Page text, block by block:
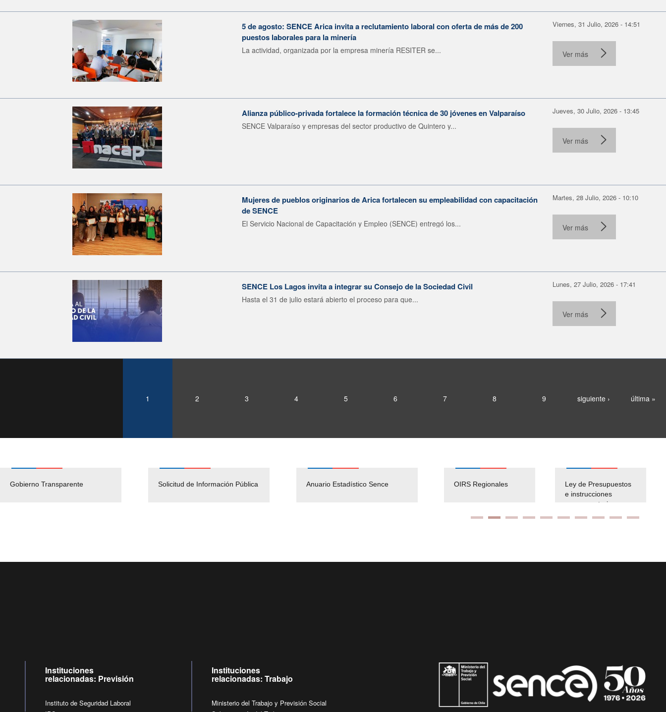
5 de agosto: SENCE Arica invita a reclutamiento laboral con oferta de más de 200
puestos laborales para la minería
La actividad, organizada por la empresa minería RESITER se...
Viernes, 31 Julio, 2026 - 14:51
Ver más
Alianza público-privada fortalece la formación técnica de 30 jóvenes en Valparaíso
SENCE Valparaíso y empresas del sector productivo de Quintero y...
Jueves, 30 Julio, 2026 - 13:45
Ver más
Mujeres de pueblos originarios de Arica fortalecen su empleabilidad con capacitación
de SENCE
El Servicio Nacional de Capacitación y Empleo (SENCE) entregó los...
Martes, 28 Julio, 2026 - 10:10
Ver más
SENCE Los Lagos invita a integrar su Consejo de la Sociedad Civil
Hasta el 31 de julio estará abierto el proceso para que...
Lunes, 27 Julio, 2026 - 17:41
Ver más
1 2 3 4 5 6 7 8 9 siguiente › última »
Gobierno Transparente Solicitud de Información Pública Anuario Estadístico Sence
Pago Proveedores
Empleos Públicos
Solicitud Audiencias y
OIRS Regionales
Ley de Presupuestos
e instrucciones
presuspuetarias
Instituciones
relacionadas: Previsión
Instituto de Seguridad Laboral
Instituciones
relacionadas: Trabajo
Ministerio del Trabajo y Previsión Social